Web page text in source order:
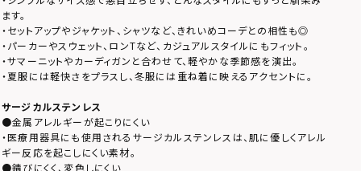
ます。
・セットアップやジャケット、シャツなど、きれいめコーデとの相性も◎
・パーカーやスウェット、ロンTなど、カジュアルスタイルにもフィット。
・サマーニットやカーディガンと合わせて、軽やかな季節感を演出。
・夏服には軽快さをプラスし、冬服には重ね着に映えるアクセントに。
サージカルステンレス
●金属アレルギーが起こりにくい
・医療用器具にも使用されるサージカルステンレスは、肌に優しくアレル
ギー反応を起こしにくい素材。
●錆びにくく、変色しにくい